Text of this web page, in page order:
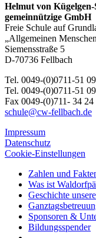
Helmut von Kügelgen-
gemeinnützige GmbH
Freie Schule auf
„Allgemeinen
Siemensstraße 5
D-70736 Fellbach
Tel. 0049-(0)0711-51
Tel. 0049-(0)0711-51
Fax 0049-(0)711- 34 24
schule@cw-fellbach.de
Impressum
Datenschutz
Cookie-Einstellungen
Zahlen und
Was ist
Geschichte
Sponsoren &
Bildungsspender